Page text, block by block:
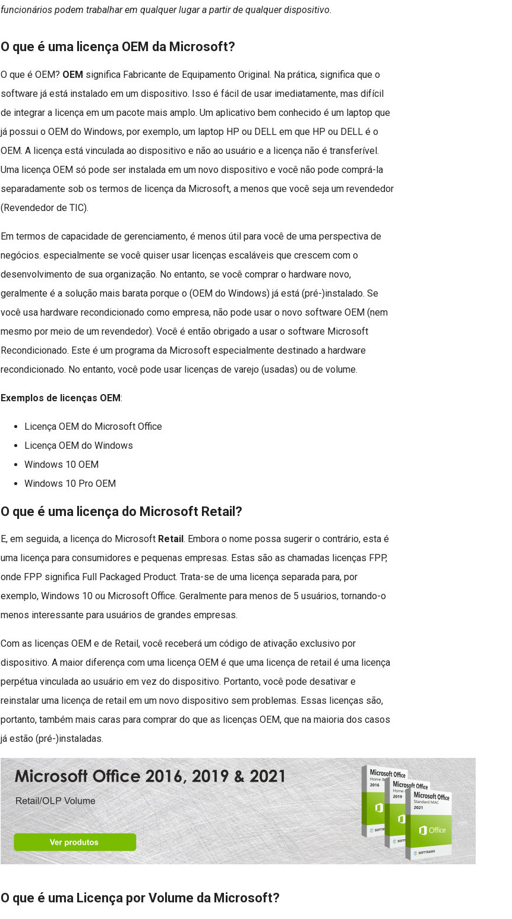
funcionários podem trabalhar em qualquer lugar a partir de qualquer dispositivo.
O que é uma licença OEM da Microsoft?
O que é OEM? OEM significa Fabricante de Equipamento Original. Na prática, significa que o
software já está instalado em um dispositivo. Isso é fácil de usar imediatamente, mas difícil
de integrar a licença em um pacote mais amplo. Um aplicativo bem conhecido é um laptop que
já possui o OEM do Windows, por exemplo, um laptop HP ou DELL em que HP ou DELL é o
OEM. A licença está vinculada ao dispositivo e não ao usuário e a licença não é transferível.
Uma licença OEM só pode ser instalada em um novo dispositivo e você não pode comprá-la
separadamente sob os termos de licença da Microsoft, a menos que você seja um revendedor
(Revendedor de TIC).
Em termos de capacidade de gerenciamento, é menos útil para você de uma perspectiva de
negócios. especialmente se você quiser usar licenças escaláveis que crescem com o
desenvolvimento de sua organização. No entanto, se você comprar o hardware novo,
geralmente é a solução mais barata porque o (OEM do Windows) já está (pré-)instalado. Se
você usa hardware recondicionado como empresa, não pode usar o novo software OEM (nem
mesmo por meio de um revendedor). Você é então obrigado a usar o software Microsoft
Recondicionado. Este é um programa da Microsoft especialmente destinado a hardware
recondicionado. No entanto, você pode usar licenças de varejo (usadas) ou de volume.
Exemplos de licenças OEM:
Licença OEM do Microsoft Office
Licença OEM do Windows
Windows 10 OEM
Windows 10 Pro OEM
O que é uma licença do Microsoft Retail?
E, em seguida, a licença do Microsoft Retail. Embora o nome possa sugerir o contrário, esta é
uma licença para consumidores e pequenas empresas. Estas são as chamadas licenças FPP,
onde FPP significa Full Packaged Product. Trata-se de uma licença separada para, por
exemplo, Windows 10 ou Microsoft Office. Geralmente para menos de 5 usuários, tornando-o
menos interessante para usuários de grandes empresas.
Com as licenças OEM e de Retail, você receberá um código de ativação exclusivo por
dispositivo. A maior diferença com uma licença OEM é que uma licença de retail é uma licença
perpétua vinculada ao usuário em vez do dispositivo. Portanto, você pode desativar e
reinstalar uma licença de retail em um novo dispositivo sem problemas. Essas licenças são,
portanto, também mais caras para comprar do que as licenças OEM, que na maioria dos casos
já estão (pré-)instaladas.
O que é uma Licença por Volume da Microsoft?